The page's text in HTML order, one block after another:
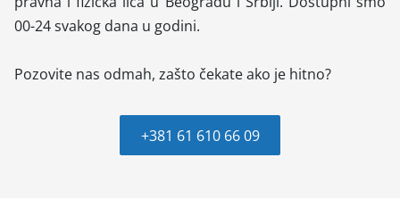
00-24 svakog dana u godini.
Pozovite nas odmah, zašto čekate ako je hitno?
+381 61 610 66 09